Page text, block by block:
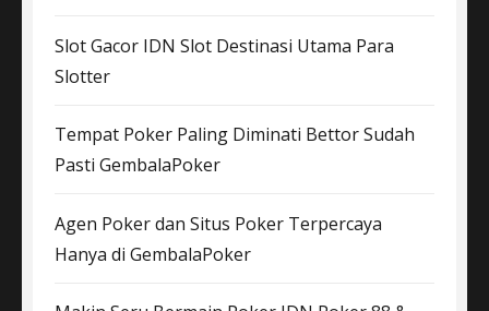
Slot Gacor IDN Slot Destinasi Utama Para
Slotter
Tempat Poker Paling Diminati Bettor Sudah
Pasti GembalaPoker
Agen Poker dan Situs Poker Terpercaya
Hanya di GembalaPoker